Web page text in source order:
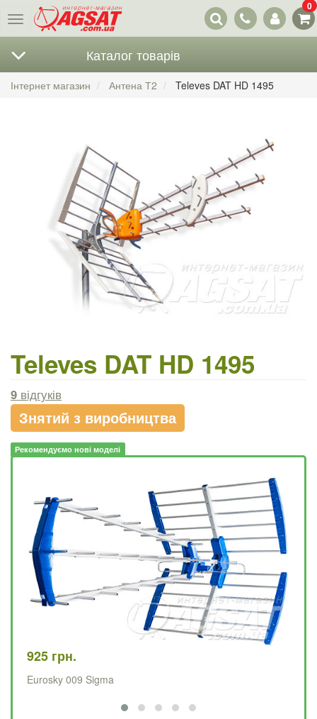
Меню
Наші
контакти
0
Каталог товарів
Інтернет магазин Антена Т2 Televes DAT HD 1495
Televes DAT HD 1495
9 відгуків
Знятий з виробництва
Рекомендуємо нові моделі
925 грн.
Eurosky 009 Sigma